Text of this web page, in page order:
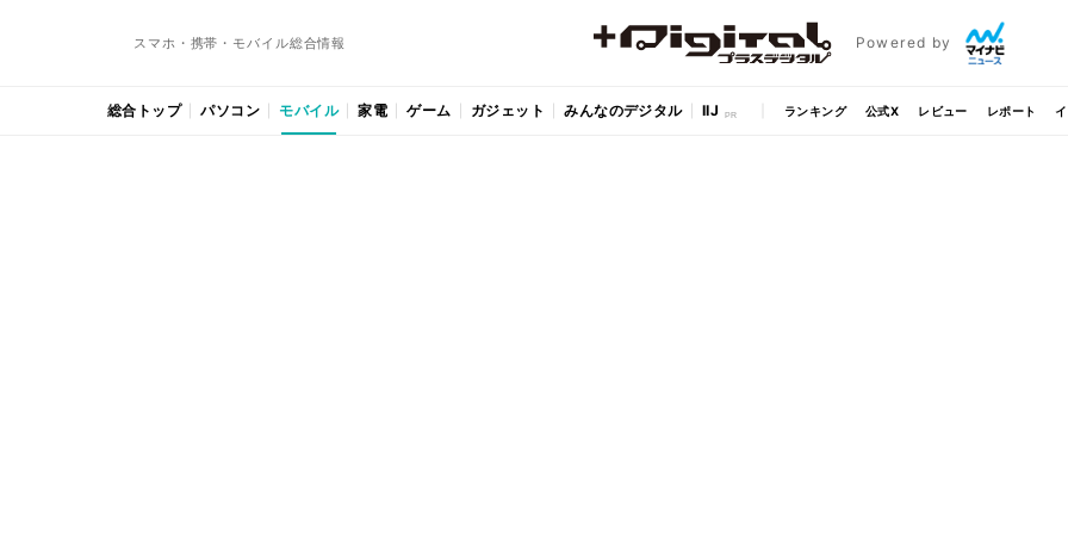
スマホ・携帯・モバイル総合情報 Powered by
総合トップ パソコン モバイル 家電 ゲーム ガジェット みんなのデジタル IIJ ランキング 公式X レビュー レポート